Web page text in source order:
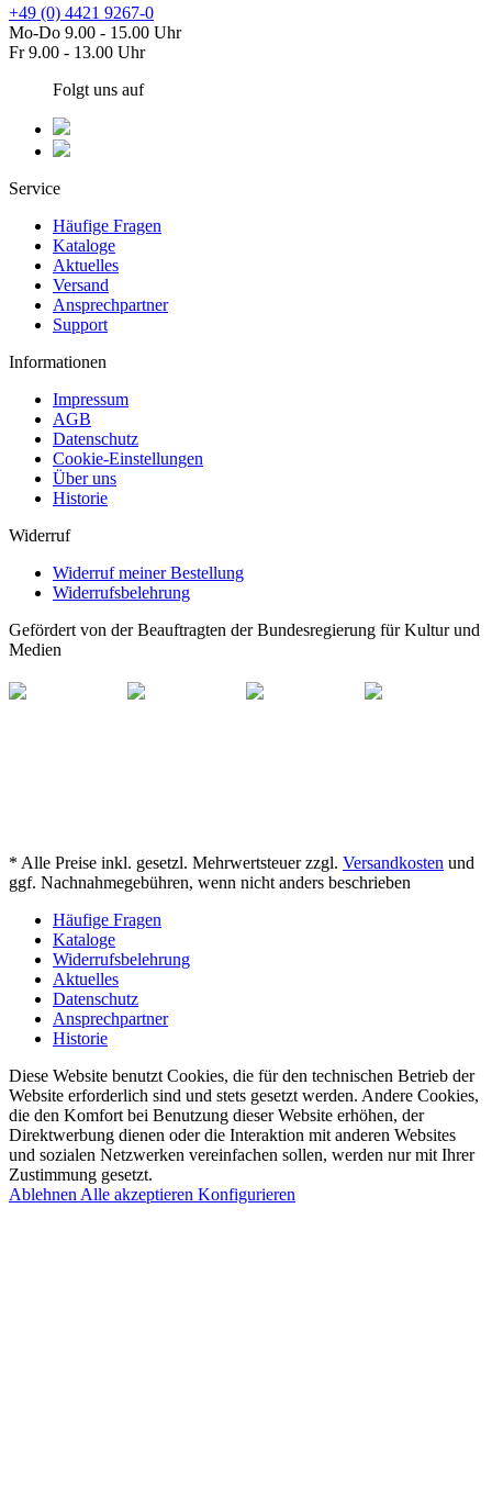
+49 (0) 4421 9267-0
Mo-Do 9.00 - 15.00 Uhr
Fr 9.00 - 13.00 Uhr
Folgt uns auf
Service
Häufige Fragen
Kataloge
Aktuelles
Versand
Ansprechpartner
Support
Informationen
Impressum
AGB
Datenschutz
Cookie-Einstellungen
Über uns
Historie
Widerruf
Widerruf meiner Bestellung
Widerrufsbelehrung
Gefördert von der Beauftragten der Bundesregierung für Kultur und
Medien
* Alle Preise inkl. gesetzl. Mehrwertsteuer zzgl. Versandkosten und
ggf. Nachnahmegebühren, wenn nicht anders beschrieben
Häufige Fragen
Kataloge
Widerrufsbelehrung
Aktuelles
Datenschutz
Ansprechpartner
Historie
Diese Website benutzt Cookies, die für den technischen Betrieb der
Website erforderlich sind und stets gesetzt werden. Andere Cookies,
die den Komfort bei Benutzung dieser Website erhöhen, der
Direktwerbung dienen oder die Interaktion mit anderen Websites
und sozialen Netzwerken vereinfachen sollen, werden nur mit Ihrer
Zustimmung gesetzt.
AblehnenAlle akzeptieren Konfigurieren